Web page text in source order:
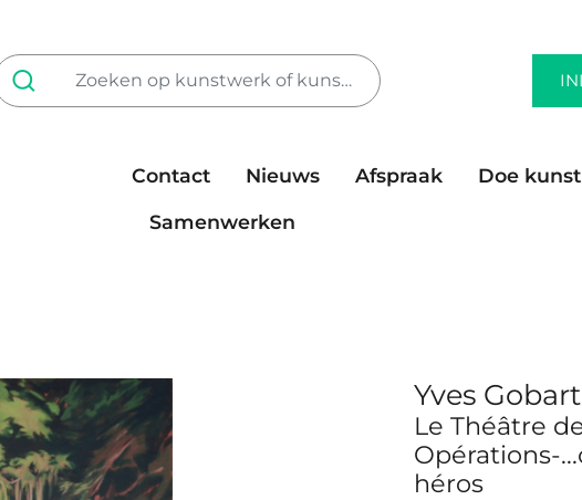
Contact Nieuws Afspraak
Doe
Samenwerken
Yves Gobart
Le Théâtre
Opérations-
héros